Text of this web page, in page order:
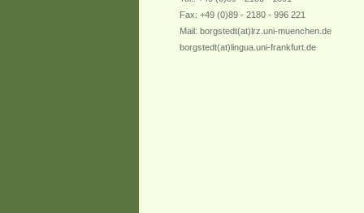
Fax: +49 (0)89 - 2180 - 996 221
Mail: borgstedt(at)lrz.uni-muenchen.de
borgstedt(at)lingua.uni-frankfurt.de